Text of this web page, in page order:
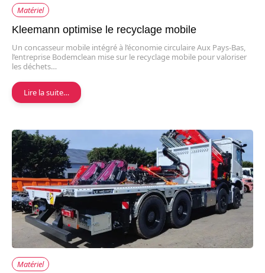
Matériel
Kleemann optimise le recyclage mobile
Un concasseur mobile intégré à l’économie circulaire Aux Pays-Bas,
l’entreprise Bodemclean mise sur le recyclage mobile pour valoriser
les déchets…
Lire la suite…
Matériel